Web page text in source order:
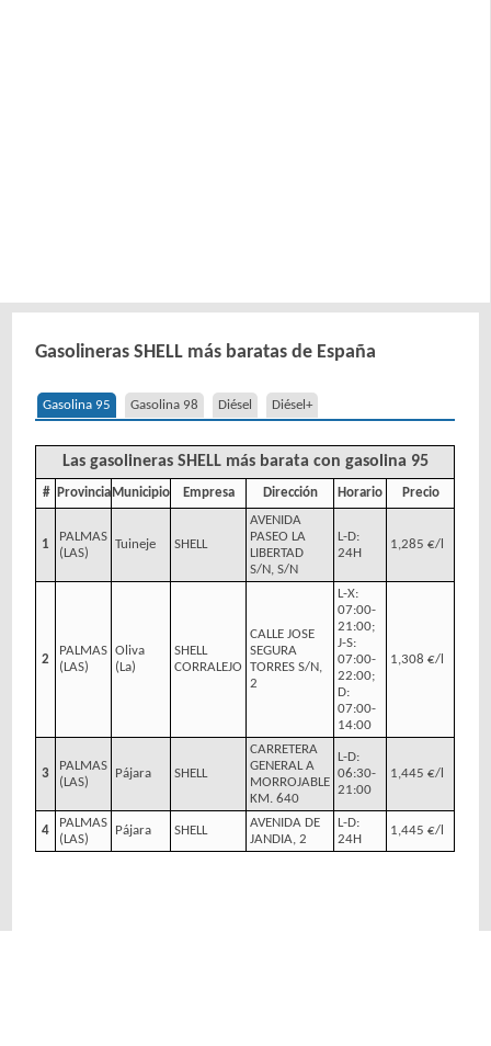
Gasolineras SHELL más baratas de España
Gasolina 95 Gasolina 98 Diésel Diésel+
Las gasolineras SHELL más barata con gasolina 95
# Provincia Municipio Empresa Dirección Horario Precio
1
PALMAS
(LAS)
Tuineje SHELL
AVENIDA
PASEO LA
LIBERTAD
S/N, S/N
L-D:
24H
1,285 €/l
2
PALMAS
(LAS)
Oliva
(La)
SHELL
CORRALEJO
CALLE JOSE
SEGURA
TORRES S/N,
2
L-X:
07:00-
21:00;
J-S:
07:00-
22:00;
D:
07:00-
14:00
1,308 €/l
3
PALMAS
(LAS)
Pájara SHELL
CARRETERA
GENERAL A
MORROJABLE
KM. 640
L-D:
06:30-
21:00
1,445 €/l
4
PALMAS
(LAS)
Pájara SHELL
AVENIDA DE
JANDIA, 2
L-D:
24H
1,445 €/l